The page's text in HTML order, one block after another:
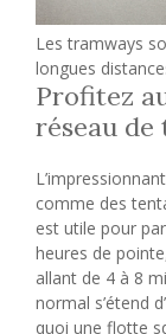
Les tramways
longues
Profitez
réseau
comme des
est utile pour
heures de
allant de 4 à 8
normal s’étend
quoi une flotte